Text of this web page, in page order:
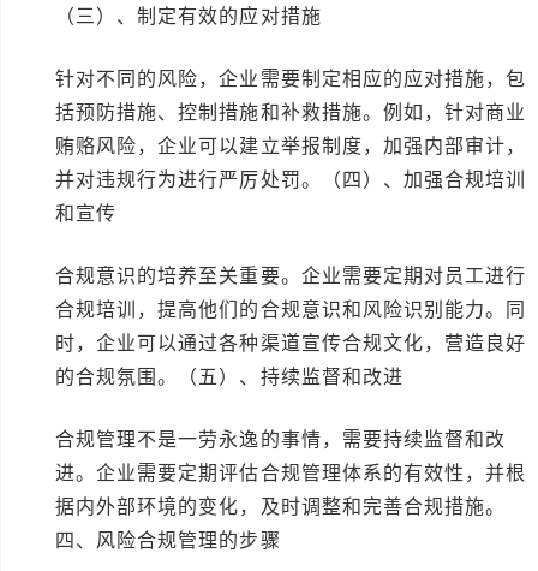
（三）、制定有效的应对措施
针对不同的风险，企业需要制定相应的应对措施，包
括预防措施、控制措施和补救措施。例如，针对商业
贿赂风险，企业可以建立举报制度，加强内部审计，
并对违规行为进行严厉处罚。（四）、加强合规培训
和宣传
合规意识的培养至关重要。企业需要定期对员工进行
合规培训，提高他们的合规意识和风险识别能力。同
时，企业可以通过各种渠道宣传合规文化，营造良好
的合规氛围。（五）、持续监督和改进
合规管理不是一劳永逸的事情，需要持续监督和改
进。企业需要定期评估合规管理体系的有效性，并根
据内外部环境的变化，及时调整和完善合规措施。
四、风险合规管理的步骤